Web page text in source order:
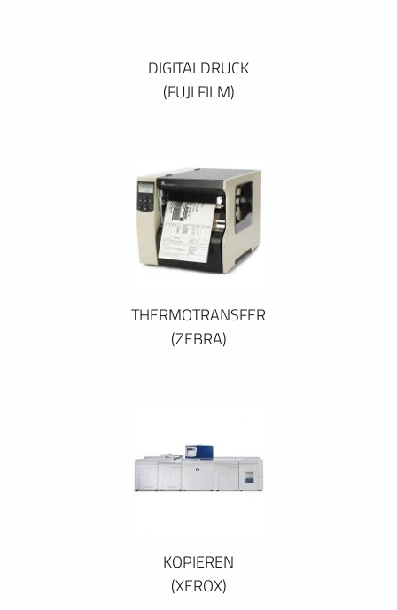
DIGITALDRUCK
(FUJI FILM)
THERMOTRANSFER
(ZEBRA)
KOPIEREN
(XEROX)